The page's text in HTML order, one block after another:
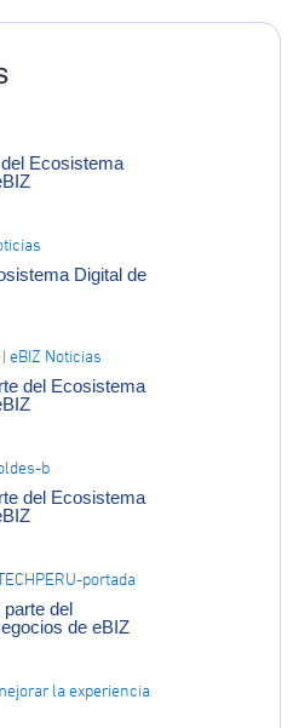
Ecosistema
Digital de
del Ecosistema
del Ecosistema
del
de eBIZ